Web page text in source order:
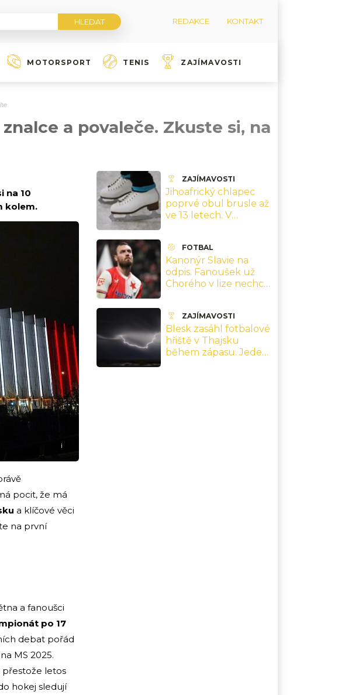
REDAKCE KONTAKT
MOTORSPORT TENIS ZAJÍMAVOSTI
a povaleče. Zkuste si, na
na 10
kolem.
i
pocit, že má
a klíčové věci
na první
a fanoušci
po 17
debat pořád
MS 2025.
přestože letos
hokej sledují
ZAJÍMAVOSTI
Jihoafrický chlapec
poprvé obul brusle až
ve 13 letech. V
FOTBAL
Kanonýr Slavie na
odpis. Fanoušek už
Chorého v lize nechce,
ZAJÍMAVOSTI
Blesk zasáhl fotbalové
hřiště v Thajsku
během zápasu. Jeden